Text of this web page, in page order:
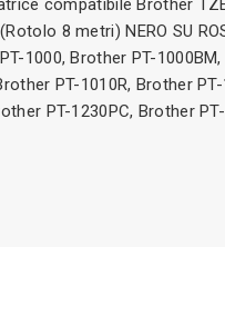
8 metri) NERO SU
1000, Brother PT-
PT-1010R, Brother
PT-1230PC, Brother